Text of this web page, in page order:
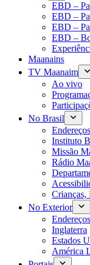
EBD –
EBD –
EBD –
EBD –
Maanains
TV Maanaim
Ao vivo
No Brasil
Instituto
Missão
Rádio
Crianças,
No Exterior
Inglaterra
Estados
América